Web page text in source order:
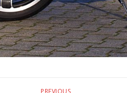
PREVIOUS